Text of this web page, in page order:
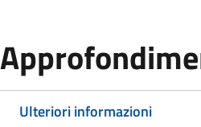
Ulteriori informazioni